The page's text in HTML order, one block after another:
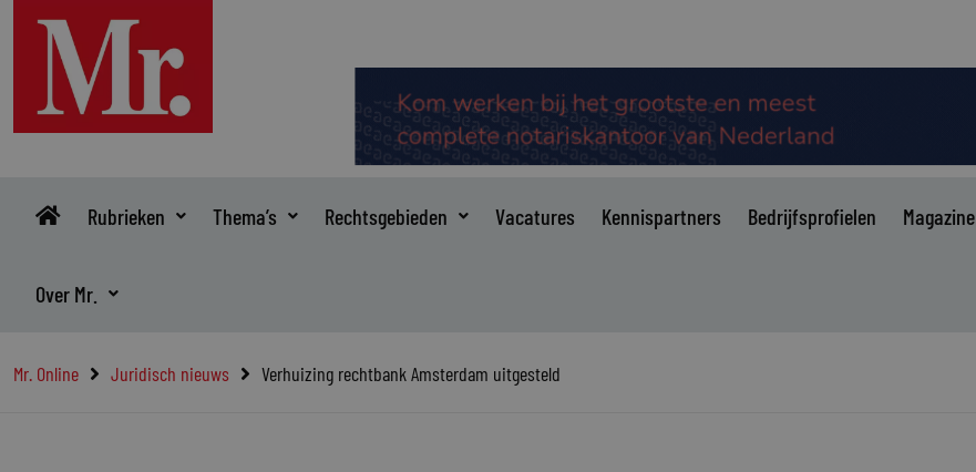
inhoud
Rubrieken Thema’s Rechtsgebieden Vacatures Kennispartners Bedrijfsprofielen Magazine
Over Mr.
Mr. Online Juridisch nieuws Verhuizing rechtbank Amsterdam uitgesteld